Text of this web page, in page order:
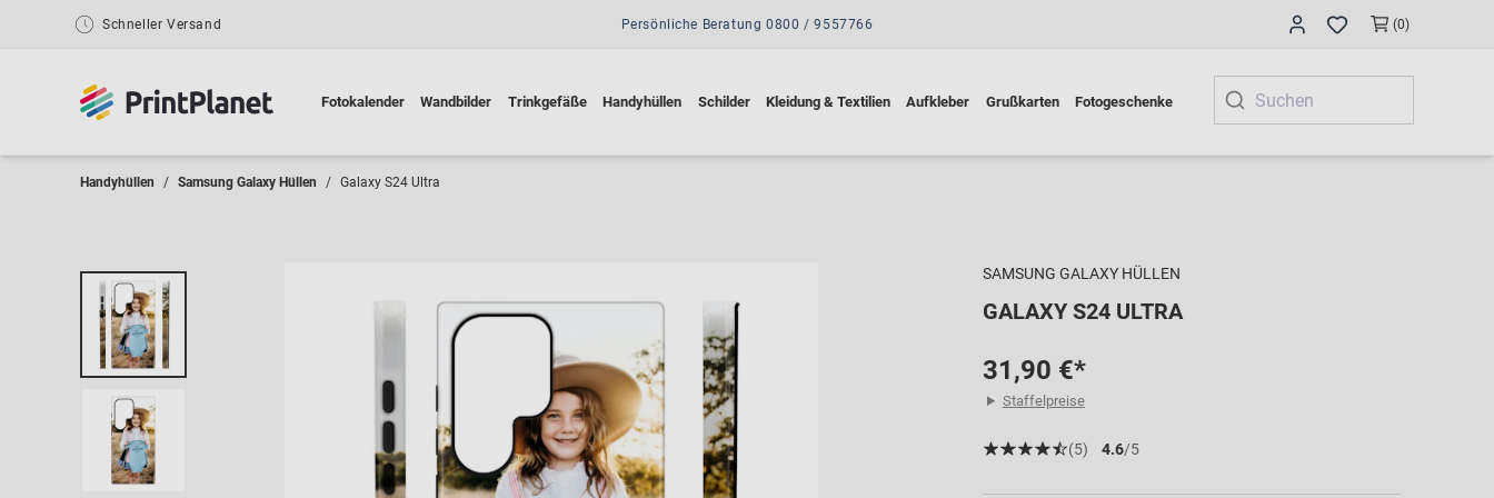
Schneller Versand (0)
Fotokalender Wandbilder Trinkgefäße Handyhüllen Schilder Kleidung & Textilien Aufkleber Grußkarten Fotogeschenke
Persönliche Beratung 0800 / 9557766
Handyhüllen Samsung Galaxy Hüllen Galaxy S24 Ultra
SAMSUNG GALAXY HÜLLEN
GALAXY S24 ULTRA
31,90 €*
Staffelpreise
(5) 4.6/5